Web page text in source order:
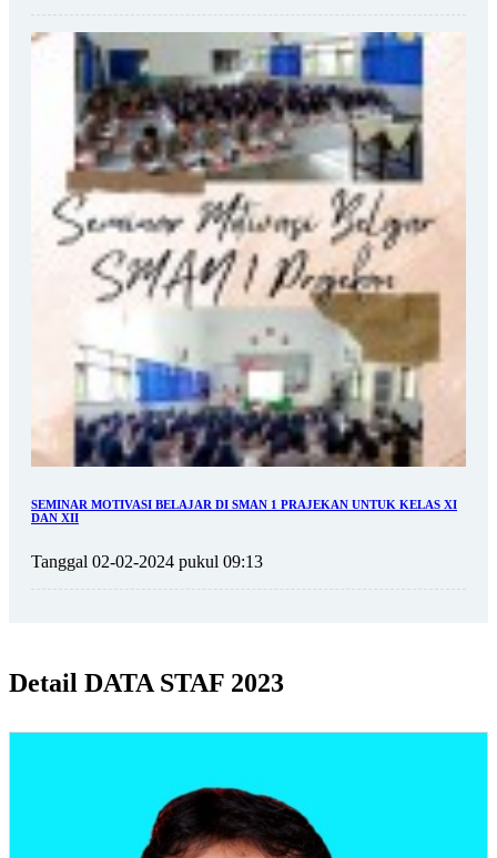
SEMINAR MOTIVASI BELAJAR DI SMAN 1 PRAJEKAN UNTUK KELAS XI
DAN XII
Tanggal 02-02-2024 pukul 09:13
Detail DATA STAF 2023